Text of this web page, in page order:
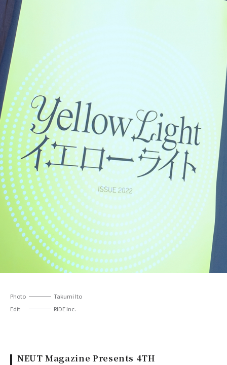
Photo
Takumi Ito
Edit
RIDE Inc.
NEUT Magazine Presents 4TH